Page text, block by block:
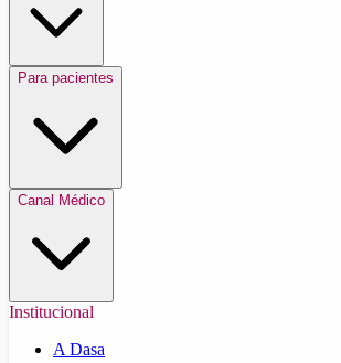
Para pacientes
Canal Médico
Institucional
A Dasa